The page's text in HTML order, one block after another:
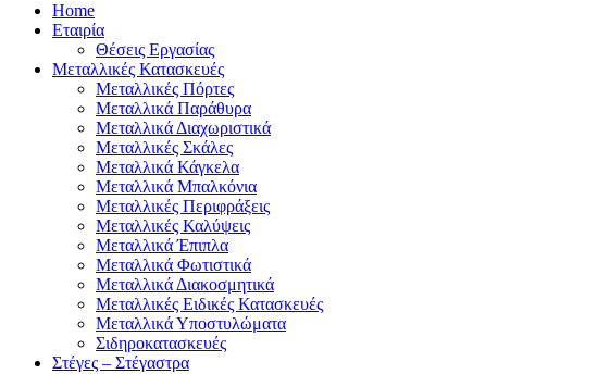
Home
Εταιρία
Θέσεις Εργασίας
Μεταλλικές Κατασκευές
Μεταλλικές Πόρτες
Μεταλλικά Παράθυρα
Μεταλλικά Διαχωριστικά
Μεταλλικές Σκάλες
Μεταλλικά Κάγκελα
Μεταλλικά Μπαλκόνια
Μεταλλικές Περιφράξεις
Μεταλλικές Καλύψεις
Μεταλλικά Έπιπλα
Μεταλλικά Φωτιστικά
Μεταλλικά Διακοσμητικά
Μεταλλικές Ειδικές Κατασκευές
Μεταλλικά Υποστυλώματα
Σιδηροκατασκευές
Στέγες – Στέγαστρα